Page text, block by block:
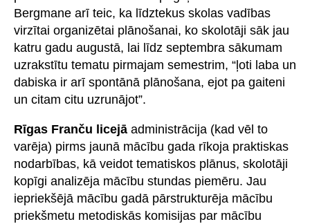
Bergmane arī teic, ka līdztekus skolas vadības
virzītai organizētai plānošanai, ko skolotāji sāk jau
katru gadu augustā, lai līdz septembra sākumam
uzrakstītu tematu pirmajam semestrim, “ļoti laba un
dabiska ir arī spontānā plānošana, ejot pa gaiteni
un citam citu uzrunājot”.
Rīgas Franču licejā administrācija (kad vēl to
varēja) pirms jaunā mācību gada rīkoja praktiskas
nodarbības, kā veidot tematiskos plānus, skolotāji
kopīgi analizēja mācību stundas piemēru. Jau
iepriekšējā mācību gadā pārstrukturēja mācību
priekšmetu metodiskās komisijas par mācību